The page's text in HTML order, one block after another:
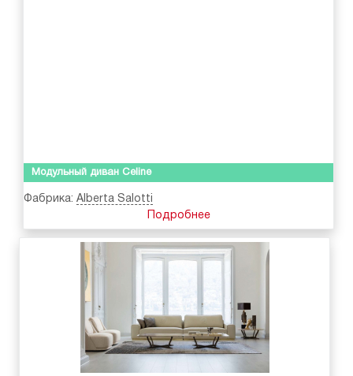
Модульный диван Celine
Фабрика: Alberta Salotti
Подробнее